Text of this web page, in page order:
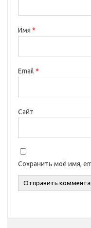
Имя *
Email *
Сайт
Сохранить моё имя,